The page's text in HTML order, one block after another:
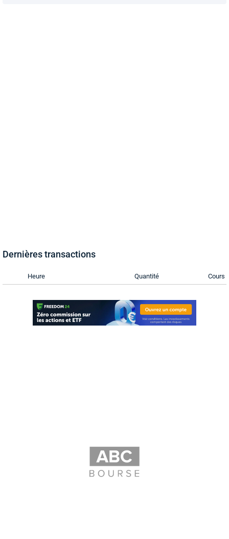
Dernières transactions
Heure Quantité Cours